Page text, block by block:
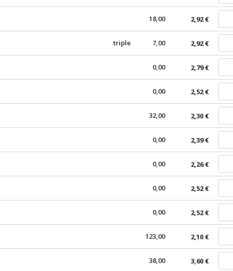
18,00 2,92 €
triple 7,00 2,92 €
0,00 2,79 €
0,00 2,52 €
32,00 2,30 €
0,00 2,39 €
0,00 2,26 €
0,00 2,52 €
0,00 2,52 €
123,00 2,10 €
38,00 3,60 €